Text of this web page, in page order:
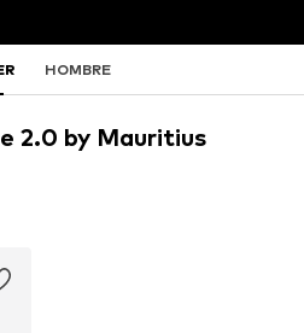
HOMBRE
2.0 by Mauritius